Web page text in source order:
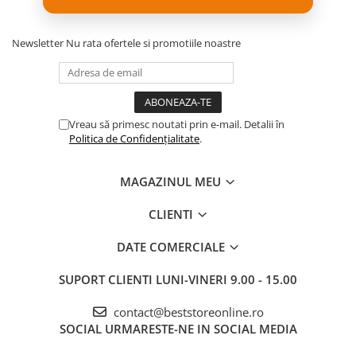
Newsletter Nu rata ofertele si promotiile noastre
Vreau să primesc noutati prin e-mail. Detalii în
Politica de Confidențialitate.
MAGAZINUL MEU
CLIENTI
DATE COMERCIALE
SUPORT CLIENTI LUNI-VINERI 9.00 - 15.00
contact@beststoreonline.ro
SOCIAL URMARESTE-NE IN SOCIAL MEDIA